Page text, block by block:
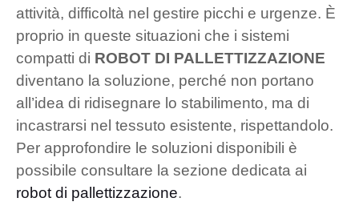
attività, difficoltà nel gestire picchi e urgenze. È
proprio in queste situazioni che i sistemi
compatti di ROBOT DI PALLETTIZZAZIONE
diventano la soluzione, perché non portano
all’idea di ridisegnare lo stabilimento, ma di
incastrarsi nel tessuto esistente, rispettandolo.
Per approfondire le soluzioni disponibili è
possibile consultare la sezione dedicata ai
robot di pallettizzazione.